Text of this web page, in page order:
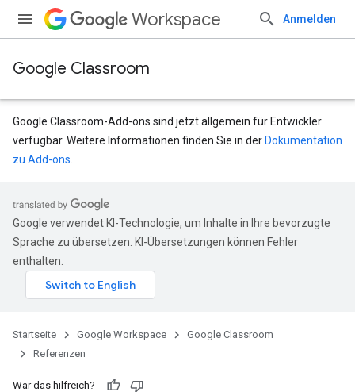
Workspace Anmelden
Google Classroom
Google Classroom-Add-ons sind jetzt allgemein für Entwickler
verfügbar. Weitere Informationen finden Sie in der Dokumentation
zu Add-ons
Google verwendet KI-Technologie, um Inhalte in Ihre bevorzugte
Sprache zu übersetzen. KI-Übersetzungen können Fehler
enthalten.
Startseite Google Workspace
Google Classroom
Referenzen
War das hilfreich?